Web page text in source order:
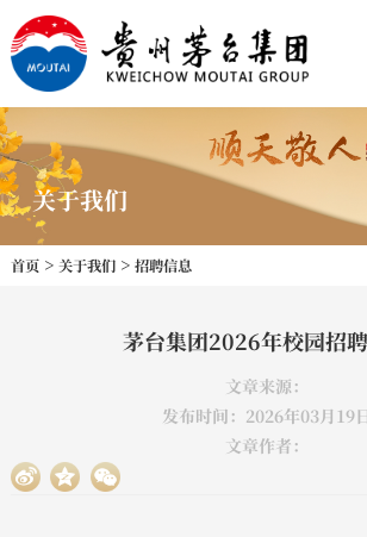
关于我们
首页> 关于我们> 招聘信息
茅台集团2026年校园招
文章来源：
发布时间：2026年03月19
文章作者：